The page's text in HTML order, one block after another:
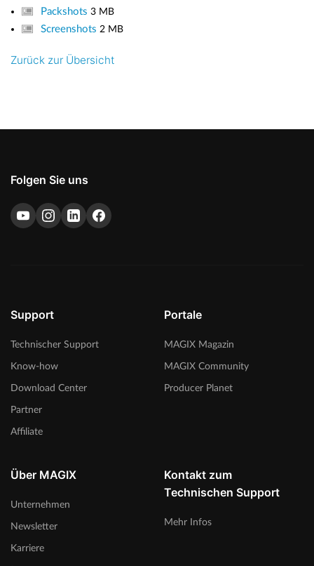
Packshots3 MB
Screenshots 2 MB
Zurück zur Übersicht
Folgen Sie uns
Support
Technischer Support
Know-how
Download Center
Partner
Affiliate
Portale
MAGIX Magazin
MAGIX Community
Producer Planet
Über MAGIX
Unternehmen
Newsletter
Karriere
Kontakt zum
Technischen Support
Mehr Infos